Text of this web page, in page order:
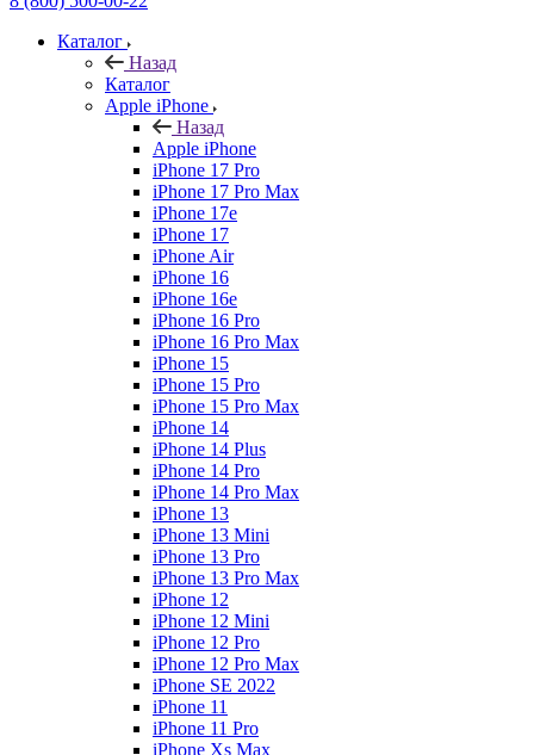
Каталог
Назад
Каталог
Apple iPhone
Назад
Apple iPhone
iPhone 17 Pro
iPhone 17 Pro Max
iPhone 17e
iPhone 17
iPhone Air
iPhone 16
iPhone 16e
iPhone 16 Pro
iPhone 16 Pro Max
iPhone 15
iPhone 15 Pro
iPhone 15 Pro Max
iPhone 14
iPhone 14 Plus
iPhone 14 Pro
iPhone 14 Pro Max
iPhone 13
iPhone 13 Mini
iPhone 13 Pro
iPhone 13 Pro Max
iPhone 12
iPhone 12 Mini
iPhone 12 Pro
iPhone 12 Pro Max
iPhone SE 2022
iPhone 11
iPhone 11 Pro
iPhone Xs Max